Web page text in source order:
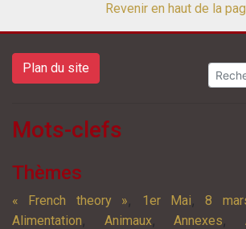
Revenir en haut de la
Plan du site
Mots-clefs
Thèmes
« French theory », 1er Mai,8
Alimentation, Animaux,Annexes,